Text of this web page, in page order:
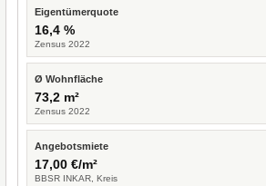
Eigentümerquote
16,4 %
Zensus 2022
Ø Wohnfläche
73,2 m²
Zensus 2022
Angebotsmiete
17,00 €/m²
BBSR INKAR, Kreis